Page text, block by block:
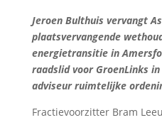
Jeroen Bulthuis vervangt
plaatsvervangende
energietransitie in
raadslid voor GroenLinks
adviseur ruimtelijke
Fractievoorzitter Bram